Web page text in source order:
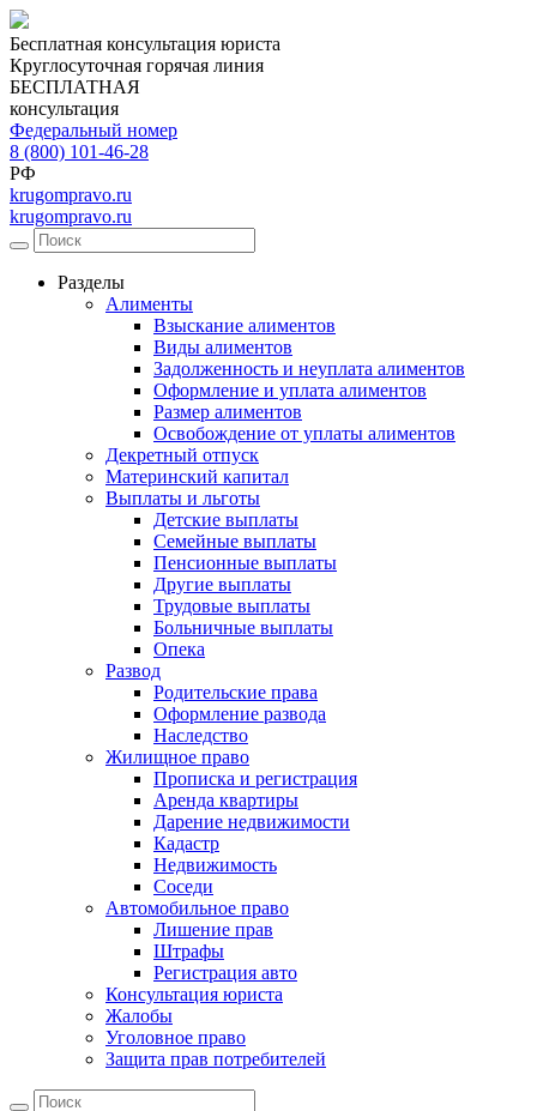
Бесплатная консультация юриста
Круглосуточная горячая линия
БЕСПЛАТНАЯ
консультация
Федеральный номер
8 (800) 101-46-28
РФ
krugompravo.ru
krugompravo.ru
Разделы
Алименты
Взыскание алиментов
Виды алиментов
Задолженность и неуплата алиментов
Оформление и уплата алиментов
Размер алиментов
Освобождение от уплаты алиментов
Декретный отпуск
Материнский капитал
Выплаты и льготы
Детские выплаты
Семейные выплаты
Пенсионные выплаты
Другие выплаты
Трудовые выплаты
Больничные выплаты
Опека
Развод
Родительские права
Оформление развода
Наследство
Жилищное право
Прописка и регистрация
Аренда квартиры
Дарение недвижимости
Кадастр
Недвижимость
Соседи
Автомобильное право
Лишение прав
Штрафы
Регистрация авто
Консультация юриста
Жалобы
Уголовное право
Защита прав потребителей